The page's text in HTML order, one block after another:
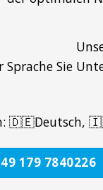
Sprache Sie
🇩🇪Deutsch,
179 7840226